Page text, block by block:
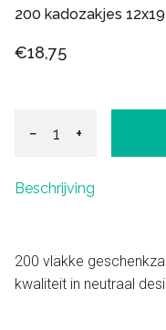
200 kadozakjes
€18,75
− +
Beschrijving
200 vlakke
kwaliteit in neutraal